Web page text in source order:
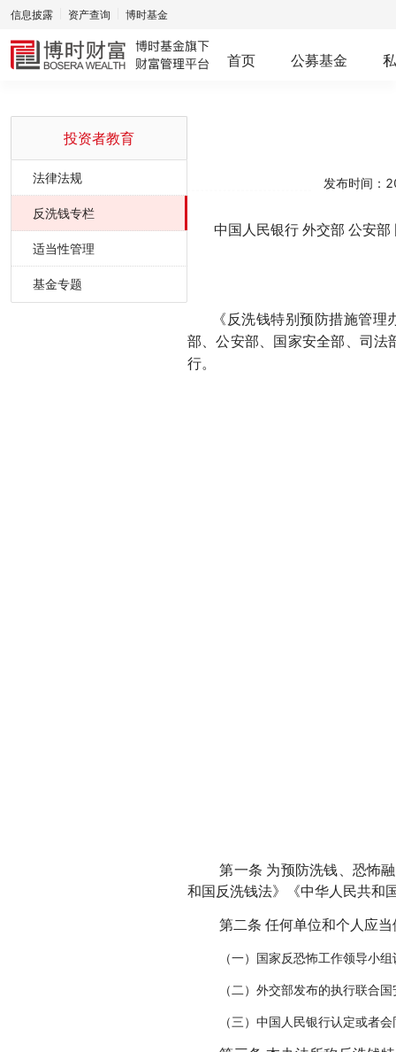
信息披露 资产查询 博时基金
首页 公募基金
投资者教育
法律法规
反洗钱专栏
适当性管理
基金专题
发布时间：
中国人民银行 外交部 公安部
《反洗钱特别预防措施管理
部、公安部、国家安全部、司法
行。
第一条 为预防洗钱、恐怖
和国反洗钱法》《中华人民共和
第二条 任何单位和个人应
（一）国家反恐怖工作领导小
（二）外交部发布的执行联合
（三）中国人民银行认定或者